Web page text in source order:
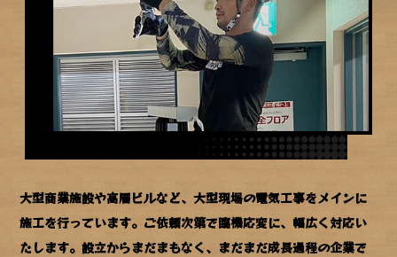
大型商業施設や高層ビルなど、大型現場の電気工事をメインに
施工を行っています。 ご依頼次第で臨機応変に、幅広く対応い
たします。設立からまだまもなく、まだまだ成長過程の企業で